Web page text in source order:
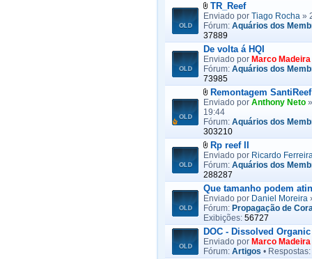
TR_Reef
Enviado por Tiago Rocha »
Fórum: Aquários dos
37889
De volta á HQI
Enviado por Marco Madeira
Fórum: Aquários dos
73985
Remontagem
Enviado por Anthony Neto
19:44
Fórum: Aquários dos
303210
Rp reef II
Enviado por Ricardo
Fórum: Aquários dos
288287
Que tamanho podem
Enviado por Daniel Moreira
Fórum: Propagação de
Exibições: 56727
DOC - Dissolved
Enviado por Marco Madeira
Fórum: Artigos • Respostas: